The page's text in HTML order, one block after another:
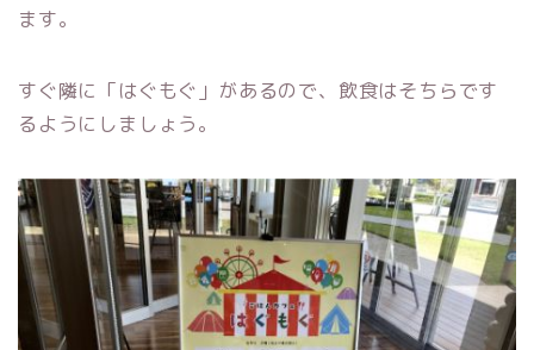
ます。
すぐ隣に「はぐもぐ」があるので、飲食はそちらです
るようにしましょう。